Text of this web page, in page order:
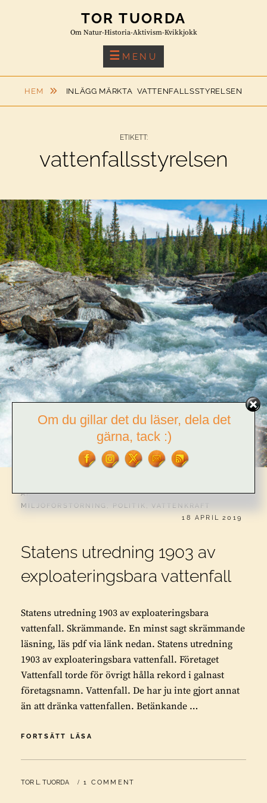
TOR TUORDA
Om Natur-Historia-Aktivism-Kvikkjokk
MENU
HEM INLÄGG MÄRKTA VATTENFALLSSTYRELSEN
ETIKETT:
vattenfallsstyrelsen
CATEGORIES:
AKTIVISM,GRUVOR,HISTORIA,KOLONIALISM,
MILJÖFÖRSTÖRNING , POLITIK , VATTENKRAFT
PUBLICERAT
18 APRIL 2019
Statens utredning 1903 av
exploateringsbara vattenfall
Statens utredning 1903 av exploateringsbara
vattenfall. Skrämmande. En minst sagt skrämmande
läsning, läs pdf via länk nedan. Statens utredning
1903 av exploateringsbara vattenfall. Företaget
Vattenfall torde för övrigt hålla rekord i galnast
företagsnamn. Vattenfall. De har ju inte gjort annat
än att dränka vattenfallen. Betänkande …
FORTSÄTT LÄSA
1903
EXPLOATERINGSBARA
BY
TOR L. TUORDA 1 COMMENT
Om du gillar det du läser, dela det
gärna, tack :)